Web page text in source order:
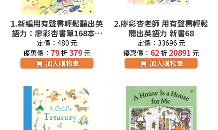
1.新編用有聲書輕鬆聽出英
語力：廖彩杏書單168本英
語啟蒙經典
定價：480 元
優惠價： 79 折379元
加入購物車
2.廖彩杏老師 用有聲書輕鬆
聽出英語力 新書68
定價：33696 元
優惠價： 62 折 20891 元
加入購物車